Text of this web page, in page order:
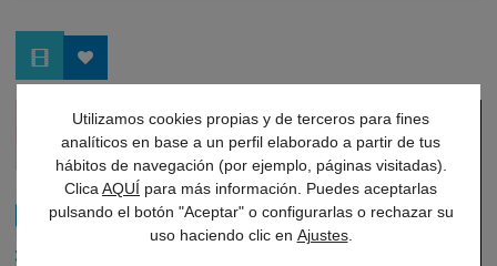
Utilizamos cookies propias y de terceros para fines
analíticos en base a un perfil elaborado a partir de tus
hábitos de navegación (por ejemplo, páginas visitadas).
Clica AQUÍ para más información. Puedes aceptarlas
pulsando el botón "Aceptar" o configurarlas o rechazar su
uso haciendo clic en Ajustes.